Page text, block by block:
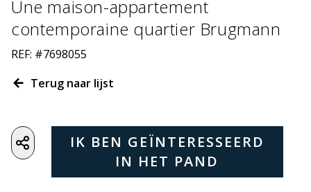
Une maison-appartement
contemporaine quartier Brugmann
REF: #7698055
Terug naar lijst
IK BEN GEÏNTERESSEERD
IN HET PAND